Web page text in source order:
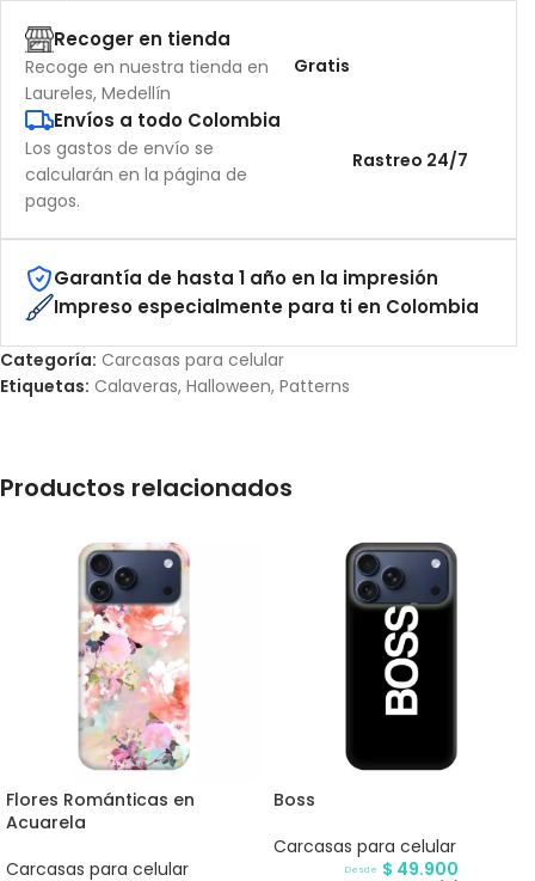
Recoger en tienda
Recoge en nuestra tienda en
Laureles, Medellín
Gratis
Envíos a todo Colombia
Los gastos de envío se
calcularán en la página de
pagos.
Rastreo 24/7
Garantía de hasta 1 año en la impresión
Impreso especialmente para ti en Colombia
Categoría: Carcasas para celular
Etiquetas: Calaveras, Halloween, Patterns
Productos relacionados
Flores Románticas en
Acuarela
Carcasas para celular
Boss
Carcasas para celular
Desde $ 49.900